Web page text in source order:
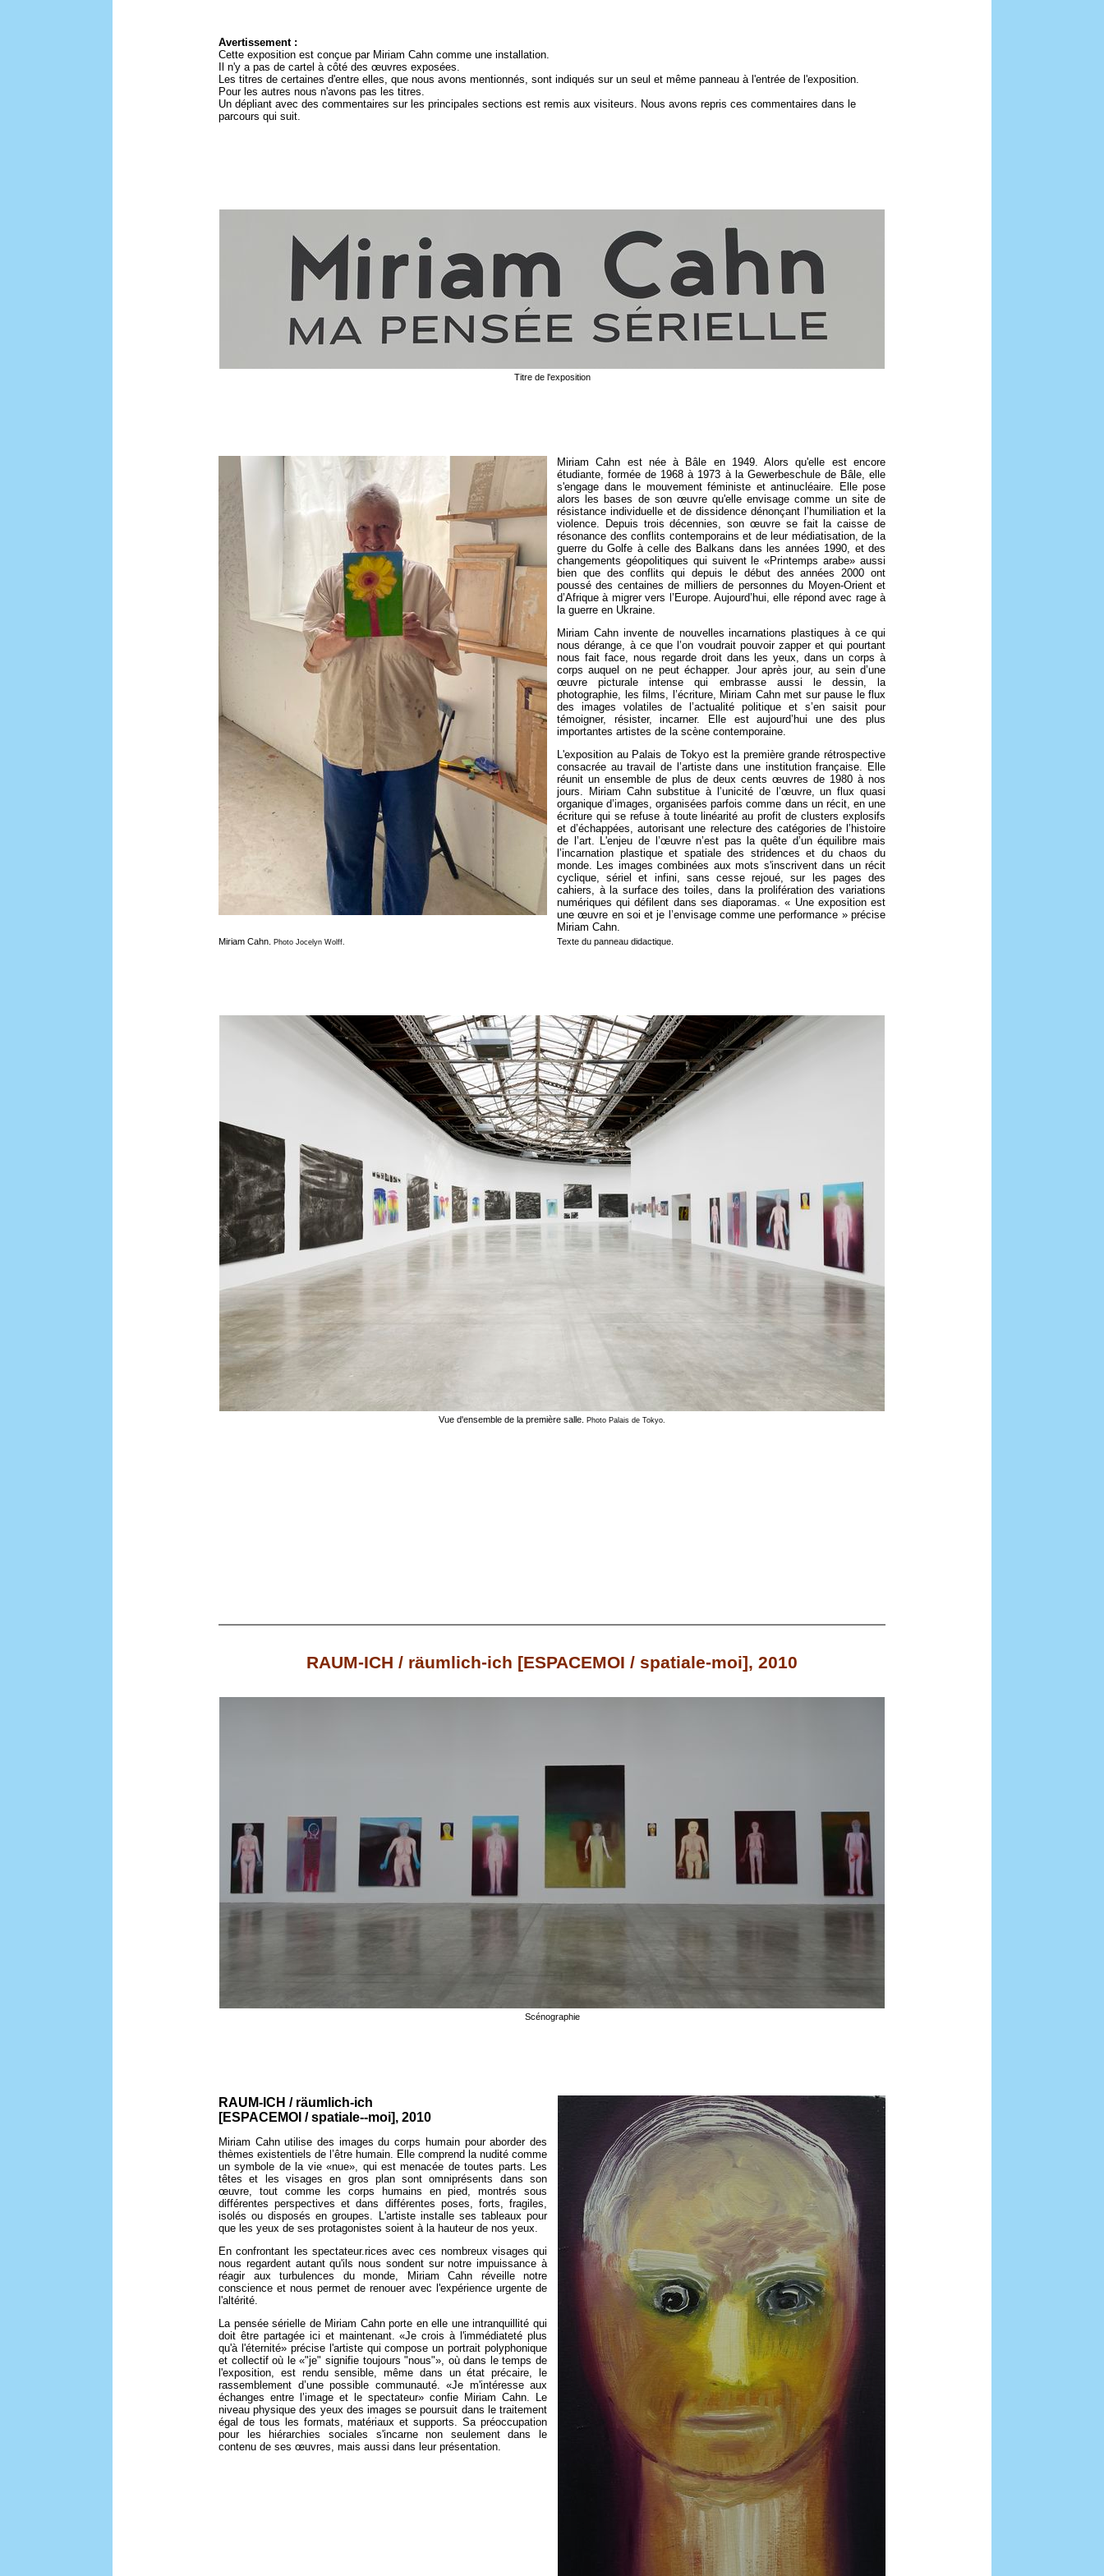
Avertissement :
Cette exposition est conçue par Miriam Cahn comme une installation.
Il n'y a pas de cartel à côté des œuvres exposées.
Les titres de certaines d'entre elles, que nous avons mentionnés, sont indiqués sur un seul et même panneau à l'entrée de l'exposition.
Pour les autres nous n'avons pas les titres.
Un dépliant avec des commentaires sur les principales sections est remis aux visiteurs. Nous avons repris ces commentaires dans le
parcours qui suit.
Titre de l'exposition
Miriam Cahn est née à Bâle en 1949. Alors qu'elle est encore
étudiante, formée de 1968 à 1973 à la Gewerbeschule de Bâle, elle
s'engage dans le mouvement féministe et antinucléaire. Elle pose
alors les bases de son œuvre qu'elle envisage comme un site de
résistance individuelle et de dissidence dénonçant l’humiliation et la
violence. Depuis trois décennies, son œuvre se fait la caisse de
résonance des conflits contemporains et de leur médiatisation, de la
guerre du Golfe à celle des Balkans dans les années 1990, et des
changements géopolitiques qui suivent le «Printemps arabe» aussi
bien que des conflits qui depuis le début des années 2000 ont
poussé des centaines de milliers de personnes du Moyen-Orient et
d’Afrique à migrer vers l’Europe. Aujourd’hui, elle répond avec rage à
la guerre en Ukraine.
Miriam Cahn invente de nouvelles incarnations plastiques à ce qui
nous dérange, à ce que l’on voudrait pouvoir zapper et qui pourtant
nous fait face, nous regarde droit dans les yeux, dans un corps à
corps auquel on ne peut échapper. Jour après jour, au sein d’une
œuvre picturale intense qui embrasse aussi le dessin, la
photographie, les films, l’écriture, Miriam Cahn met sur pause le flux
des images volatiles de l’actualité politique et s’en saisit pour
témoigner, résister, incarner. Elle est aujourd’hui une des plus
importantes artistes de la scène contemporaine.
L'exposition au Palais de Tokyo est la première grande rétrospective
consacrée au travail de l’artiste dans une institution française. Elle
réunit un ensemble de plus de deux cents œuvres de 1980 à nos
jours. Miriam Cahn substitue à l’unicité de l’œuvre, un flux quasi
organique d’images, organisées parfois comme dans un récit, en une
écriture qui se refuse à toute linéarité au profit de clusters explosifs
et d’échappées, autorisant une relecture des catégories de l’histoire
de l’art. L'enjeu de l’œuvre n’est pas la quête d’un équilibre mais
l’incarnation plastique et spatiale des stridences et du chaos du
monde. Les images combinées aux mots s'inscrivent dans un récit
cyclique, sériel et infini, sans cesse rejoué, sur les pages des
cahiers, à la surface des toiles, dans la prolifération des variations
numériques qui défilent dans ses diaporamas. « Une exposition est
une œuvre en soi et je l’envisage comme une performance » précise
Miriam Cahn.
Miriam Cahn. Photo Jocelyn Wolff. Texte du panneau didactique.
Vue d'ensemble de la première salle. Photo Palais de Tokyo.
RAUM-ICH / räumlich-ich [ESPACEMOI / spatiale-moi], 2010
Scénographie
RAUM-ICH / räumlich-ich
[ESPACEMOI / spatiale--moi], 2010
Miriam Cahn utilise des images du corps humain pour aborder des
thèmes existentiels de l’être humain. Elle comprend la nudité comme
un symbole de la vie «nue», qui est menacée de toutes parts. Les
têtes et les visages en gros plan sont omniprésents dans son
œuvre, tout comme les corps humains en pied, montrés sous
différentes perspectives et dans différentes poses, forts, fragiles,
isolés ou disposés en groupes. L'artiste installe ses tableaux pour
que les yeux de ses protagonistes soient à la hauteur de nos yeux.
En confrontant les spectateur.rices avec ces nombreux visages qui
nous regardent autant qu'ils nous sondent sur notre impuissance à
réagir aux turbulences du monde, Miriam Cahn réveille notre
conscience et nous permet de renouer avec l'expérience urgente de
l'altérité.
La pensée sérielle de Miriam Cahn porte en elle une intranquillité qui
doit être partagée ici et maintenant. «Je crois à l'immédiateté plus
qu'à l'éternité» précise l'artiste qui compose un portrait polyphonique
et collectif où le «"je" signifie toujours "nous"», où dans le temps de
l'exposition, est rendu sensible, même dans un état précaire, le
rassemblement d’une possible communauté. «Je m'intéresse aux
échanges entre l’image et le spectateur» confie Miriam Cahn. Le
niveau physique des yeux des images se poursuit dans le traitement
égal de tous les formats, matériaux et supports. Sa préoccupation
pour les hiérarchies sociales s'incarne non seulement dans le
contenu de ses œuvres, mais aussi dans leur présentation.